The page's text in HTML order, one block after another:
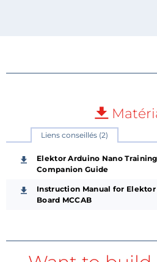
Liens conseillés (2)
Elektor Arduino Nano
Companion Guide
Instruction Manual for
Board MCCAB